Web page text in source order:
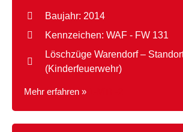
Baujahr: 2014
Kennzeichen: WAF - FW 131
Löschzüge Warendorf –
(Kinderfeuerwehr)
Mehr erfahren »